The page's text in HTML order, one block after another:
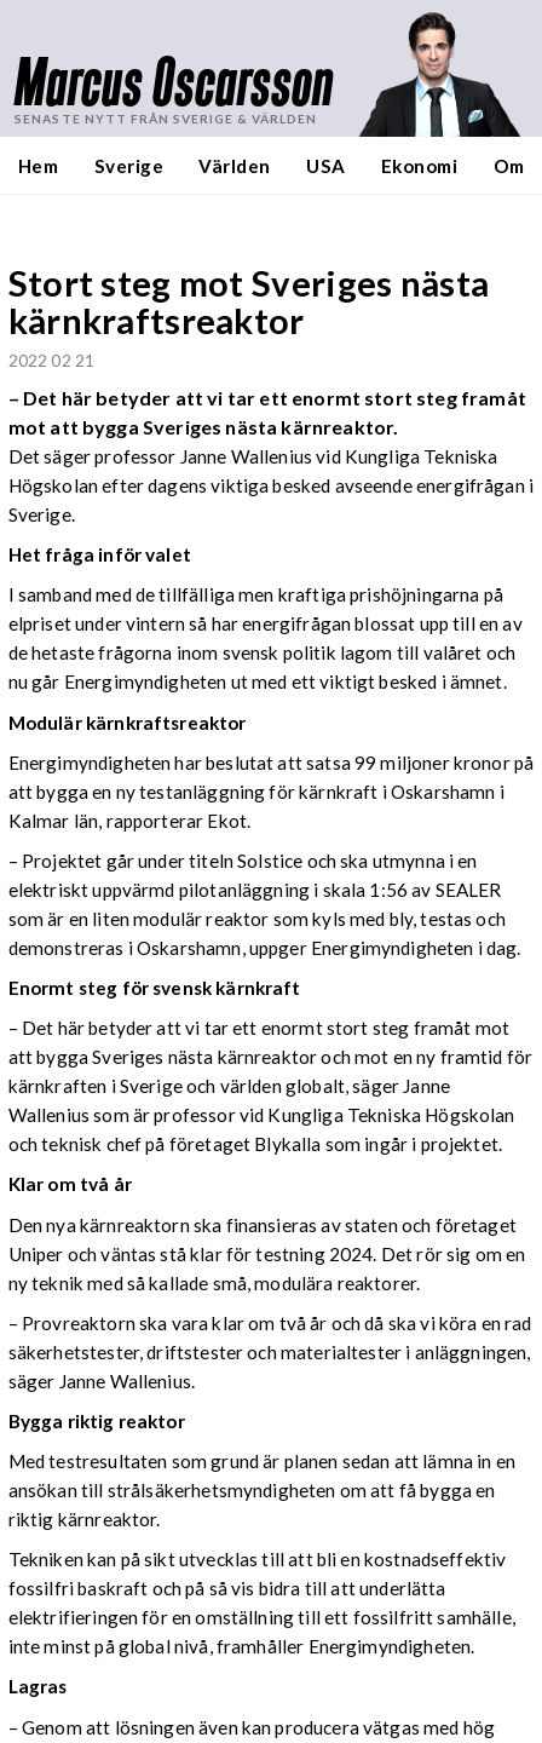
Marcus Oscarsson
SENASTE NYTT FRÅN SVERIGE & VÄRLDEN
Hem Sverige Världen USA Ekonomi Om
Stort steg mot Sveriges nästa
kärnkraftsreaktor
2022 02 21
– Det här betyder att vi tar ett enormt stort steg framåt
mot att bygga Sveriges nästa kärnreaktor.
Det säger professor Janne Wallenius vid Kungliga Tekniska
Högskolan efter dagens viktiga besked avseende energifrågan i
Sverige.
Het fråga inför valet
I samband med de tillfälliga men kraftiga prishöjningarna på
elpriset under vintern så har energifrågan blossat upp till en av
de hetaste frågorna inom svensk politik lagom till valåret och
nu går Energimyndigheten ut med ett viktigt besked i ämnet.
Modulär kärnkraftsreaktor
Energimyndigheten har beslutat att satsa 99 miljoner kronor på
att bygga en ny testanläggning för kärnkraft i Oskarshamn i
Kalmar län, rapporterar Ekot.
– Projektet går under titeln Solstice och ska utmynna i en
elektriskt uppvärmd pilotanläggning i skala 1:56 av SEALER
som är en liten modulär reaktor som kyls med bly, testas och
demonstreras i Oskarshamn, uppger Energimyndigheten i dag.
Enormt steg för svensk kärnkraft
– Det här betyder att vi tar ett enormt stort steg framåt mot
att bygga Sveriges nästa kärnreaktor och mot en ny framtid för
kärnkraften i Sverige och världen globalt, säger Janne
Wallenius som är professor vid Kungliga Tekniska Högskolan
och teknisk chef på företaget Blykalla som ingår i projektet.
Klar om två år
Den nya kärnreaktorn ska finansieras av staten och företaget
Uniper och väntas stå klar för testning 2024. Det rör sig om en
ny teknik med så kallade små, modulära reaktorer.
– Provreaktorn ska vara klar om två år och då ska vi köra en rad
säkerhetstester, driftstester och materialtester i anläggningen,
säger Janne Wallenius.
Bygga riktig reaktor
Med testresultaten som grund är planen sedan att lämna in en
ansökan till strålsäkerhetsmyndigheten om att få bygga en
riktig kärnreaktor.
Tekniken kan på sikt utvecklas till att bli en kostnadseffektiv
fossilfri baskraft och på så vis bidra till att underlätta
elektrifieringen för en omställning till ett fossilfritt samhälle,
inte minst på global nivå, framhåller Energimyndigheten.
Lagras
– Genom att lösningen även kan producera vätgas med hög